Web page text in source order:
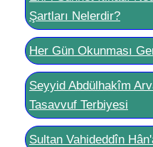
Şartları Nelerdir?
Her Gün Okunması
Seyyid Abdülhakîm
Tasavvuf Terbiyesi
Sultan Vahideddîn